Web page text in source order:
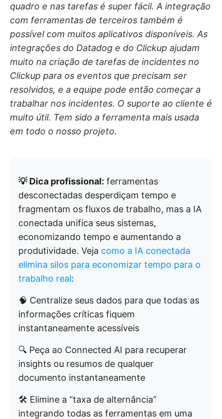
quadro e nas tarefas é super fácil. A integração
com ferramentas de terceiros também é
possível com muitos aplicativos disponíveis. As
integrações do Datadog e do Clickup ajudam
muito na criação de tarefas de incidentes no
Clickup para os eventos que precisam ser
resolvidos, e a equipe pode então começar a
trabalhar nos incidentes. O suporte ao cliente é
muito útil. Tem sido a ferramenta mais usada
em todo o nosso projeto.
💡 Dica profissional: ferramentas
desconectadas desperdiçam tempo e
fragmentam os fluxos de trabalho, mas a IA
conectada unifica seus sistemas,
economizando tempo e aumentando a
produtividade. Veja como a IA conectada
elimina silos para economizar tempo para o
trabalho real:
🧠 Centralize seus dados para que todas as
informações críticas fiquem
instantaneamente acessíveis
🔍 Peça ao Connected AI para recuperar
insights ou resumos de qualquer
documento instantaneamente
🛠️ Elimine a “taxa de alternância”
integrando todas as ferramentas em uma